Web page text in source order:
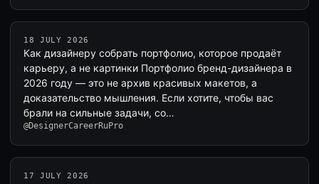
18 JULY 2026
Как дизайнеру собрать портфолио, которое продаёт
карьеру, а не картинки Портфолио бренд-дизайнера в
2026 году — это не архив красивых макетов, а
доказательство мышления. Если хотите, чтобы вас
брали на сильные задачи, со…
@DesignerCareerRuPro
17 JULY 2026